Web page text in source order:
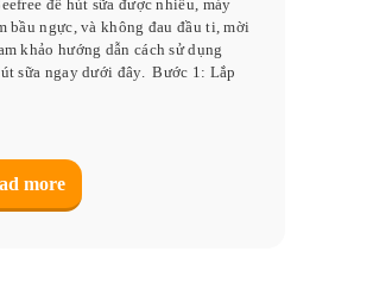
để hút sữa được nhiều, máy
bầu ngực, và không đau đầu ti, mời
khảo hướng dẫn cách sử dụng
sữa ngay dưới đây. Bước 1: Lắp
more